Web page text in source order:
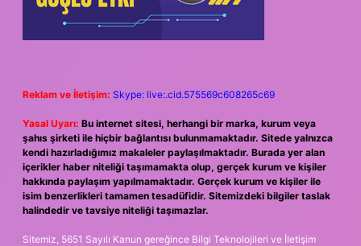
Reklam ve İletişim: Skype: live:.cid.575569c608265c69
Yasal Uyarı: Bu internet sitesi, herhangi bir marka, kurum veya
şahıs şirketi ile hiçbir bağlantısı bulunmamaktadır. Sitede yalnızca
kendi hazırladığımız makaleler paylaşılmaktadır. Burada yer alan
içerikler haber niteliği taşımamakta olup, gerçek kurum ve kişiler
hakkında paylaşım yapılmamaktadır. Gerçek kurum ve kişiler ile
isim benzerlikleri tamamen tesadüfidir. Sitemizdeki bilgiler taslak
halindedir ve tavsiye niteliği taşımazlar.
Sitemiz, 5651 Sayılı Kanun gereğince Bilgi Teknolojileri ve İletişim